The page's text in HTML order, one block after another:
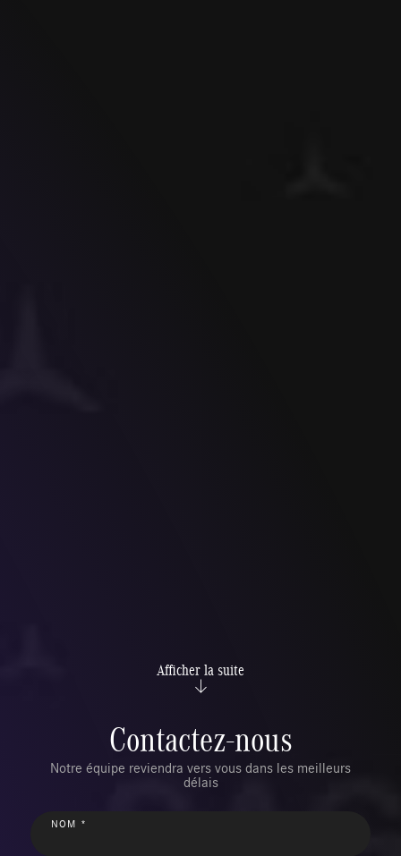
Afficher la suite
Contactez-nous
Notre équipe reviendra vers vous dans les meilleurs
délais
NOM *